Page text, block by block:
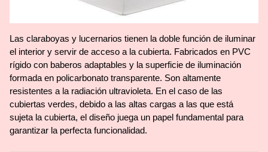
Las claraboyas y lucernarios tienen la doble función de iluminar
el interior y servir de acceso a la cubierta. Fabricados en PVC
rígido con baberos adaptables y la superficie de iluminación
formada en policarbonato transparente. Son altamente
resistentes a la radiación ultravioleta. En el caso de las
cubiertas verdes, debido a las altas cargas a las que está
sujeta la cubierta, el diseño juega un papel fundamental para
garantizar la perfecta funcionalidad.